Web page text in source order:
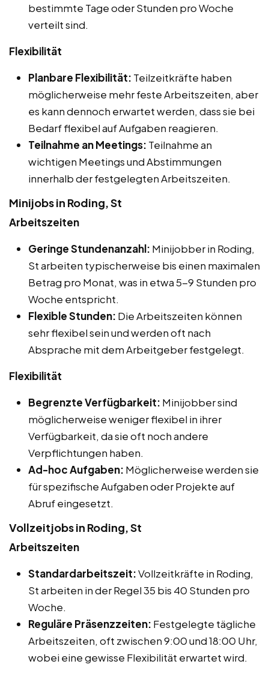
bestimmte Tage oder Stunden pro Woche
verteilt sind.
Flexibilität
Planbare Flexibilität: Teilzeitkräfte haben
möglicherweise mehr feste Arbeitszeiten, aber
es kann dennoch erwartet werden, dass sie bei
Bedarf flexibel auf Aufgaben reagieren.
Teilnahme an Meetings: Teilnahme an
wichtigen Meetings und Abstimmungen
innerhalb der festgelegten Arbeitszeiten.
Minijobs in Roding, St
Arbeitszeiten
Geringe Stundenanzahl: Minijobber in Roding,
St arbeiten typischerweise bis einen maximalen
Betrag pro Monat, was in etwa 5-9 Stunden pro
Woche entspricht.
Flexible Stunden: Die Arbeitszeiten können
sehr flexibel sein und werden oft nach
Absprache mit dem Arbeitgeber festgelegt.
Flexibilität
Begrenzte Verfügbarkeit: Minijobber sind
möglicherweise weniger flexibel in ihrer
Verfügbarkeit, da sie oft noch andere
Verpflichtungen haben.
Ad-hoc Aufgaben: Möglicherweise werden sie
für spezifische Aufgaben oder Projekte auf
Abruf eingesetzt.
Vollzeitjobs in Roding, St
Arbeitszeiten
Standardarbeitszeit:Vollzeitkräfte in Roding,
St arbeiten in der Regel 35 bis 40 Stunden pro
Woche.
Reguläre Präsenzzeiten: Festgelegte tägliche
Arbeitszeiten, oft zwischen 9:00 und 18:00 Uhr,
wobei eine gewisse Flexibilität erwartet wird.